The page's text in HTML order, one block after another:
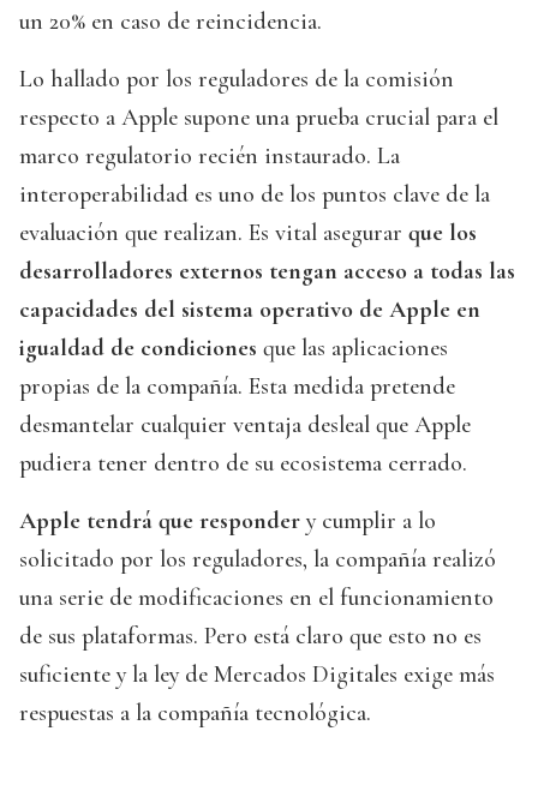
un 20% en caso de reincidencia.
Lo hallado por los reguladores de la comisión
respecto a Apple supone una prueba crucial para el
marco regulatorio recién instaurado. La
interoperabilidad es uno de los puntos clave de la
evaluación que realizan. Es vital asegurar que los
desarrolladores externos tengan acceso a todas las
capacidades del sistema operativo de Apple en
igualdad de condiciones que las aplicaciones
propias de la compañía. Esta medida pretende
desmantelar cualquier ventaja desleal que Apple
pudiera tener dentro de su ecosistema cerrado.
Apple tendrá que responder y cumplir a lo
solicitado por los reguladores, la compañía realizó
una serie de modificaciones en el funcionamiento
de sus plataformas. Pero está claro que esto no es
suficiente y la ley de Mercados Digitales exige más
respuestas a la compañía tecnológica.